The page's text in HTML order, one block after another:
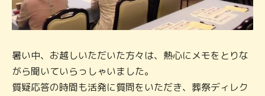
暑い中、お越しいただいた方々は、熱心にメモをとりな
がら聞いていらっしゃいました。
質疑応答の時間も活発に質問をいただき、葬祭ディレク